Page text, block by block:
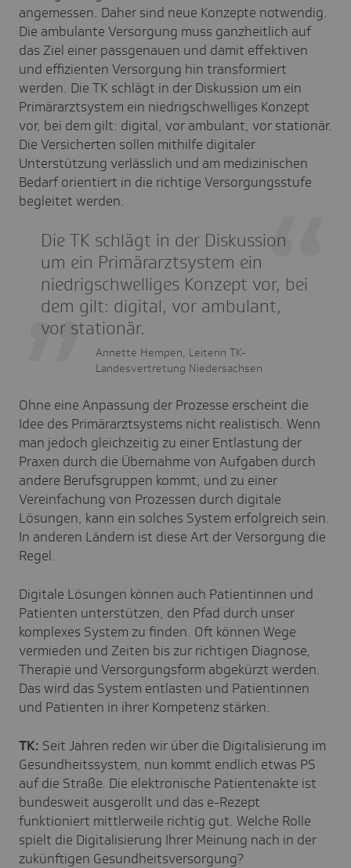
angemessen. Daher sind neue Konzepte notwendig.
Die ambulante Versorgung muss ganzheitlich auf
das Ziel einer passgenauen und damit effektiven
und effizienten Versorgung hin transformiert
werden. Die TK schlägt in der Diskussion um ein
Primärarztsystem ein niedrigschwelliges Konzept
vor, bei dem gilt: digital, vor ambulant, vor stationär.
Die Versicherten sollen mithilfe digitaler
Unterstützung verlässlich und am medizinischen
Bedarf orientiert in die richtige Versorgungsstufe
begleitet werden.
Die TK schlägt in der Diskussion
um ein Primärarztsystem ein
niedrigschwelliges Konzept vor, bei
dem gilt: digital, vor ambulant,
vor stationär.
Annette Hempen, Leiterin TK-
Landesvertretung Niedersachsen
Ohne eine Anpassung der Prozesse erscheint die
Idee des Primärarztsystems nicht realistisch. Wenn
man jedoch gleichzeitig zu einer Entlastung der
Praxen durch die Übernahme von Aufgaben durch
andere Berufsgruppen kommt, und zu einer
Vereinfachung von Prozessen durch digitale
Lösungen, kann ein solches System erfolgreich sein.
In anderen Ländern ist diese Art der Versorgung die
Regel.
Digitale Lösungen können auch Patientinnen und
Patienten unterstützen, den Pfad durch unser
komplexes System zu finden. Oft können Wege
vermieden und Zeiten bis zur richtigen Diagnose,
Therapie und Versorgungsform abgekürzt werden.
Das wird das System entlasten und Patientinnen
und Patienten in ihrer Kompetenz stärken.
TK: Seit Jahren reden wir über die Digitalisierung im
Gesundheitssystem, nun kommt endlich etwas PS
auf die Straße. Die elektronische Patientenakte ist
bundesweit ausgerollt und das e-Rezept
funktioniert mittlerweile richtig gut. Welche Rolle
spielt die Digitalisierung Ihrer Meinung nach in der
zukünftigen Gesundheitsversorgung?